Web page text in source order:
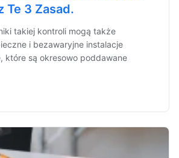
Te 3 Zasad.
takiej kontroli mogą także
i bezawaryjne instalacje
które są okresowo poddawane